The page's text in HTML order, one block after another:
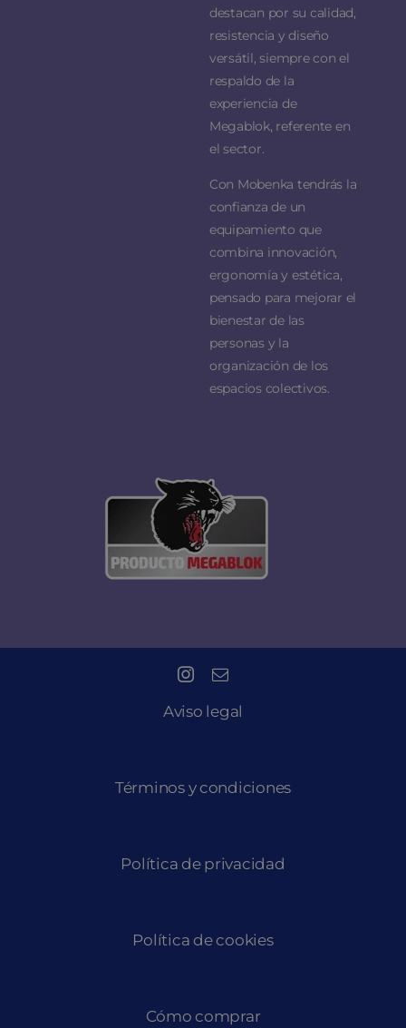
destacan por su calidad,
resistencia y diseño
versátil, siempre con el
respaldo de la
experiencia de
Megablok, referente en
el sector.
Con Mobenka tendrás la
confianza de un
equipamiento que
combina innovación,
ergonomía y estética,
pensado para mejorar el
bienestar de las
personas y la
organización de los
espacios colectivos.
Aviso legal
Términos y condiciones
Política de privacidad
Política de cookies
Cómo comprar